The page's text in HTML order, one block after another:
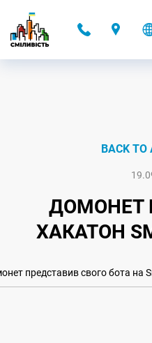
BACK TO
ДОМОНЕТ
ХАКАТОН
представив свого бота на